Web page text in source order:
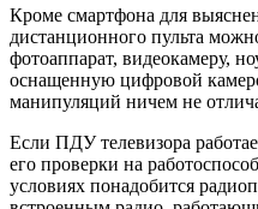
Кроме смартфона для
дистанционного пульта
фотоаппарат, видеокамеру,
оснащенную цифровой
манипуляций ничем не
Если ПДУ телевизора
его проверки на
условиях понадобится